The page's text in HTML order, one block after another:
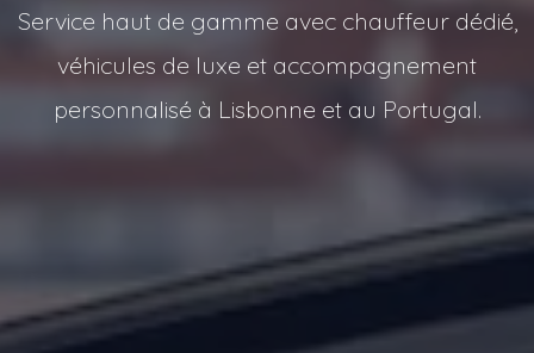
Service haut de gamme avec chauffeur dédié,
véhicules de luxe et accompagnement
personnalisé à Lisbonne et au Portugal.